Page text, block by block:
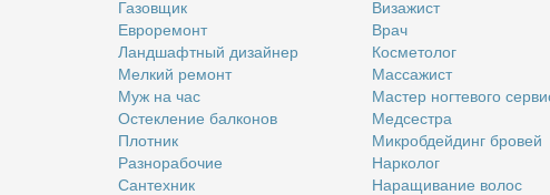
Га­зов­щик
Ев­ро­ре­монт
Ланд­шафт­ный ди­зай­нер
Мел­кий ре­монт
Муж на час
Остек­ле­ние бал­ко­нов
Плот­ник
Раз­но­ра­бо­чие
Сан­тех­ник
Ви­за­жист
Врач
Кос­ме­то­лог
Мас­са­жист
Ма­стер ног­те­во­го
Мед­сест­ра
Мик­роб­дей­динг бро­вей
Нар­ко­лог
На­ра­щи­ва­ние во­лос